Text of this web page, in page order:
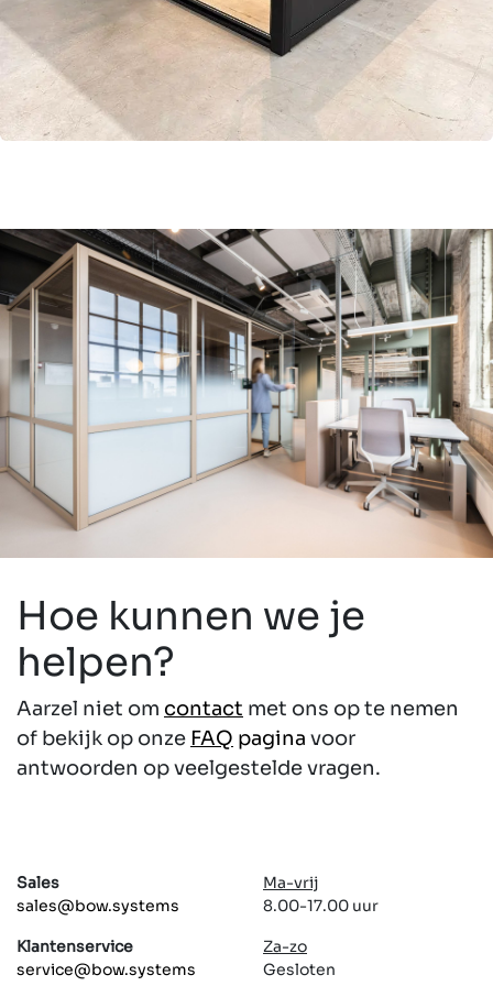
Hoe kunnen we je
helpen?
Aarzel niet om contact met ons op te nemen
of bekijk op onze FAQ pagina voor
antwoorden op veelgestelde vragen.
Sales
sales@bow.systems
Klantenservice
service@bow.systems
Ma-vrij
8.00-17.00 uur
Za-zo
Gesloten